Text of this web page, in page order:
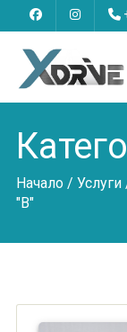
Начало/ Услуги
"B"